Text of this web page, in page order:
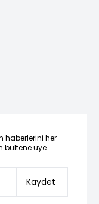
haberlerini her
bültene üye
Kaydet